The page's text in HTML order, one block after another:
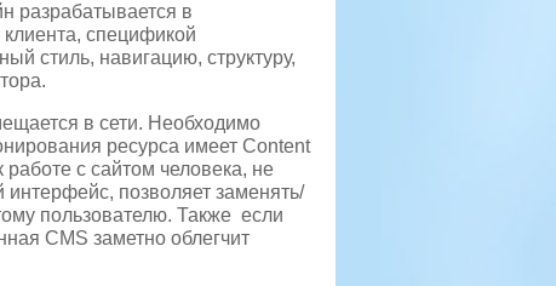
разрабатывается в
спецификой
стиль, навигацию, структуру,
в сети. Необходимо
ресурса имеет Content
с сайтом человека, не
интерфейс, позволяет заменять/
пользователю. Также если
CMS заметно облегчит